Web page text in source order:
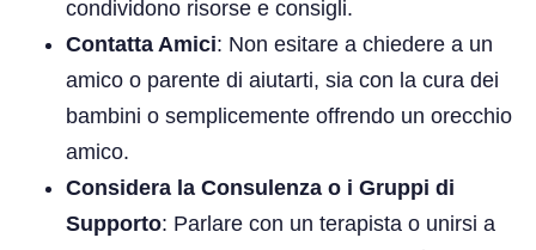
condividono risorse e consigli.
Contatta Amici: Non esitare a chiedere a un
amico o parente di aiutarti, sia con la cura dei
bambini o semplicemente offrendo un orecchio
amico.
Considera la Consulenza o i Gruppi di
Supporto: Parlare con un terapista o unirsi a